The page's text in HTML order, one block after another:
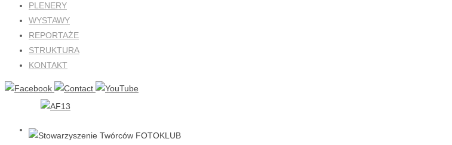
PLENERY
WYSTAWY
REPORTAŻE
STRUKTURA
KONTAKT